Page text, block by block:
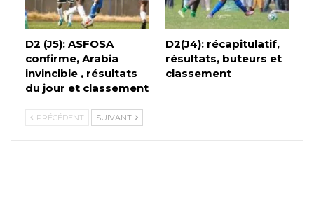
D2 (J5): ASFOSA
confirme, Arabia
invincible , résultats
du jour et classement
D2(J4): récapitulatif,
résultats, buteurs et
classement
PRÉCÉDENT SUIVANT